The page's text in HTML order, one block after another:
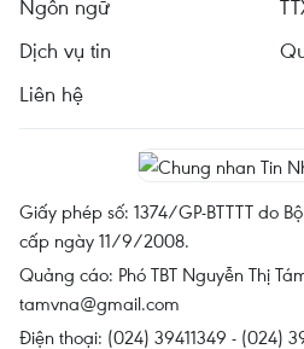
Ngôn ngữ
Dịch vụ tin
Liên hệ
Giấy phép số: 1374/GP-BTTTT do
cấp ngày 11/9/2008.
Quảng cáo: Phó TBT Nguyễn Thị
tamvna@gmail.com
Điện thoại: (024) 39411349 - (024)